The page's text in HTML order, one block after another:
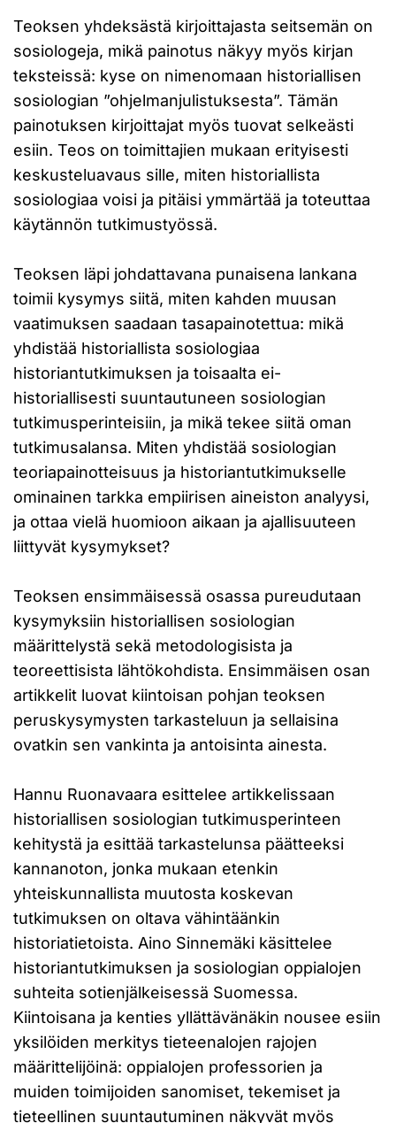
Teoksen yhdeksästä kirjoittajasta seitsemän on
sosiologeja, mikä painotus näkyy myös kirjan
teksteissä: kyse on nimenomaan historiallisen
sosiologian ”ohjelmanjulistuksesta”. Tämän
painotuksen kirjoittajat myös tuovat selkeästi
esiin. Teos on toimittajien mukaan erityisesti
keskusteluavaus sille, miten historiallista
sosiologiaa voisi ja pitäisi ymmärtää ja toteuttaa
käytännön tutkimustyössä.
Teoksen läpi johdattavana punaisena lankana
toimii kysymys siitä, miten kahden muusan
vaatimuksen saadaan tasapainotettua: mikä
yhdistää historiallista sosiologiaa
historiantutkimuksen ja toisaalta ei-
historiallisesti suuntautuneen sosiologian
tutkimusperinteisiin, ja mikä tekee siitä oman
tutkimusalansa. Miten yhdistää sosiologian
teoriapainotteisuus ja historiantutkimukselle
ominainen tarkka empiirisen aineiston analyysi,
ja ottaa vielä huomioon aikaan ja ajallisuuteen
liittyvät kysymykset?
Teoksen ensimmäisessä osassa pureudutaan
kysymyksiin historiallisen sosiologian
määrittelystä sekä metodologisista ja
teoreettisista lähtökohdista. Ensimmäisen osan
artikkelit luovat kiintoisan pohjan teoksen
peruskysymysten tarkasteluun ja sellaisina
ovatkin sen vankinta ja antoisinta ainesta.
Hannu Ruonavaara esittelee artikkelissaan
historiallisen sosiologian tutkimusperinteen
kehitystä ja esittää tarkastelunsa päätteeksi
kannanoton, jonka mukaan etenkin
yhteiskunnallista muutosta koskevan
tutkimuksen on oltava vähintäänkin
historiatietoista. Aino Sinnemäki käsittelee
historiantutkimuksen ja sosiologian oppialojen
suhteita sotienjälkeisessä Suomessa.
Kiintoisana ja kenties yllättävänäkin nousee esiin
yksilöiden merkitys tieteenalojen rajojen
määrittelijöinä: oppialojen professorien ja
muiden toimijoiden sanomiset, tekemiset ja
tieteellinen suuntautuminen näkyvät myös